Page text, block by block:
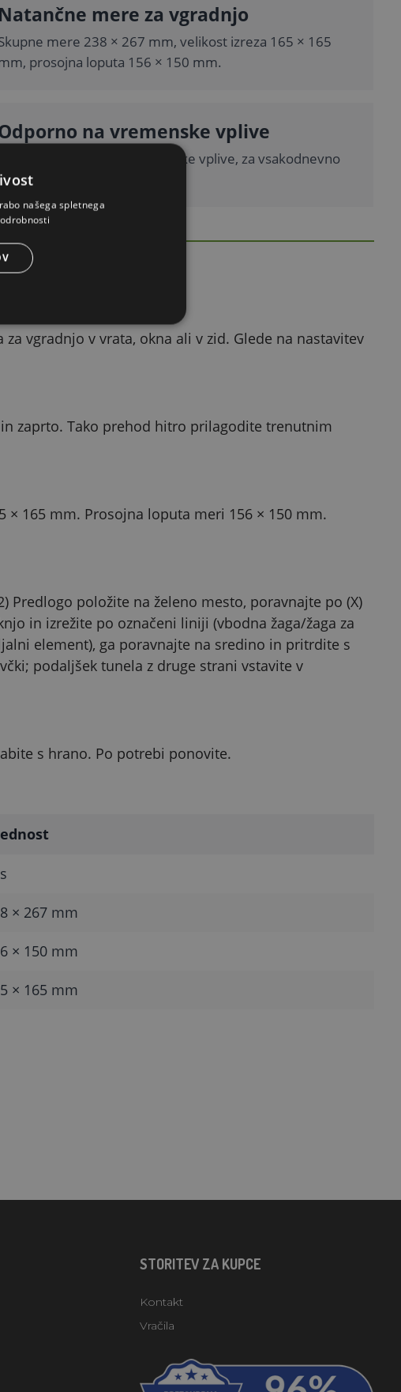
Natančne mere za vgradnjo
mere 238 × 267 mm, velikost izreza 165 × 165
prosojna loputa 156 × 150 mm.
na vremenske vplive
Izvedba, odporna na vremenske vplive, za vsakodnevno
uporabo.
vgradnjo v vrata, okna ali v zid. Glede na nastavitev
zaprto. Tako prehod hitro prilagodite trenutnim
× 165 mm. Prosojna loputa meri 156 × 150 mm.
Predlogo položite na želeno mesto, poravnajte po (X)
in izrežite po označeni liniji (vbodna žaga/žaga za
element), ga poravnajte na sredino in pritrdite s
podaljšek tunela z druge strani vstavite v
s hrano. Po potrebi ponovite.
× 267 mm
× 150 mm
× 165 mm
STORITEV ZA KUPCE
Kontakt
Vračila
našega spletnega